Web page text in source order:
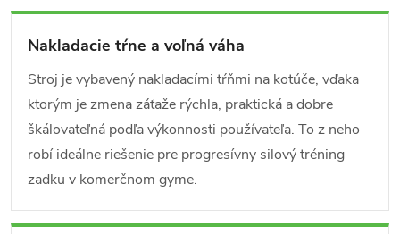
Nakladacie tŕne a voľná váha
Stroj je vybavený nakladacími tŕňmi na kotúče, vďaka
ktorým je zmena záťaže rýchla, praktická a dobre
škálovateľná podľa výkonnosti používateľa. To z neho
robí ideálne riešenie pre progresívny silový tréning
zadku v komerčnom gyme.